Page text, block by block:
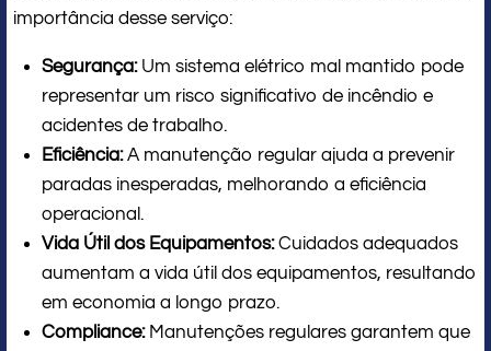
importância desse serviço:
Segurança:Um sistema elétrico mal mantido pode
representar um risco significativo de incêndio e
acidentes de trabalho.
Eficiência:A manutenção regular ajuda a prevenir
paradas inesperadas, melhorando a eficiência
operacional.
Vida Útil dos Equipamentos:Cuidados adequados
aumentam a vida útil dos equipamentos, resultando
em economia a longo prazo.
Compliance:Manutenções regulares garantem que